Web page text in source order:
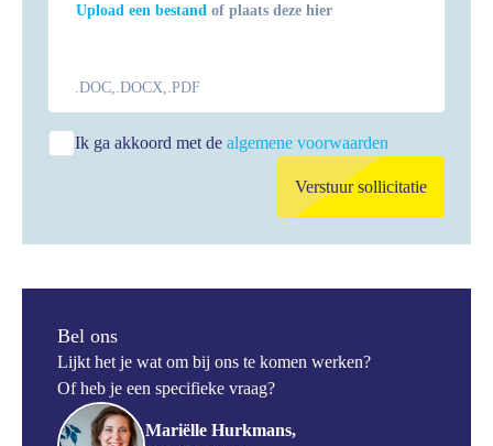
Upload een bestand of plaats deze hier
.DOC,.DOCX,.PDF
Ik ga akkoord met de algemene voorwaarden
Verstuur sollicitatie
Bel ons
Lijkt het je wat om bij ons te komen werken?
Of heb je een specifieke vraag?
Mariëlle Hurkmans,